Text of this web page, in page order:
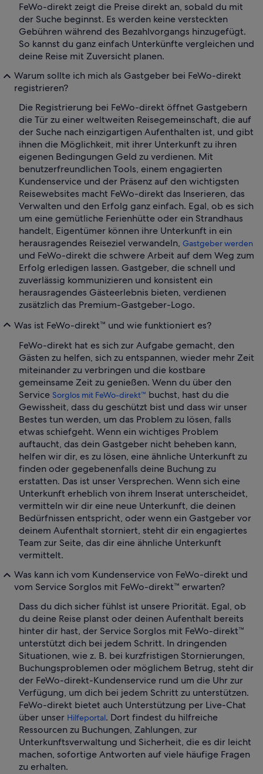
FeWo-direkt zeigt die Preise direkt an, sobald du mit
der Suche beginnst. Es werden keine versteckten
Gebühren während des Bezahlvorgangs hinzugefügt.
So kannst du ganz einfach Unterkünfte vergleichen und
deine Reise mit Zuversicht planen.
Warum sollte ich mich als Gastgeber bei FeWo-direkt
registrieren?
Die Registrierung bei FeWo-direkt öffnet Gastgebern
die Tür zu einer weltweiten Reisegemeinschaft, die auf
der Suche nach einzigartigen Aufenthalten ist, und gibt
ihnen die Möglichkeit, mit ihrer Unterkunft zu ihren
eigenen Bedingungen Geld zu verdienen. Mit
benutzerfreundlichen Tools, einem engagierten
Kundenservice und der Präsenz auf den wichtigsten
Reisewebsites macht FeWo-direkt das Inserieren, das
Verwalten und den Erfolg ganz einfach. Egal, ob es sich
um eine gemütliche Ferienhütte oder ein Strandhaus
handelt, Eigentümer können ihre Unterkunft in ein
herausragendes Reiseziel verwandeln, Gastgeber werden
und FeWo-direkt die schwere Arbeit auf dem Weg zum
Erfolg erledigen lassen. Gastgeber, die schnell und
zuverlässig kommunizieren und konsistent ein
herausragendes Gästeerlebnis bieten, verdienen
zusätzlich das Premium-Gastgeber-Logo.
Was ist FeWo-direkt™ und wie funktioniert es?
FeWo-direkt hat es sich zur Aufgabe gemacht, den
Gästen zu helfen, sich zu entspannen, wieder mehr Zeit
miteinander zu verbringen und die kostbare
gemeinsame Zeit zu genießen. Wenn du über den
Service Sorglos mit FeWo-direkt™ buchst, hast du die
Gewissheit, dass du geschützt bist und dass wir unser
Bestes tun werden, um das Problem zu lösen, falls
etwas schiefgeht. Wenn ein wichtiges Problem
auftaucht, das dein Gastgeber nicht beheben kann,
helfen wir dir, es zu lösen, eine ähnliche Unterkunft zu
finden oder gegebenenfalls deine Buchung zu
erstatten. Das ist unser Versprechen. Wenn sich eine
Unterkunft erheblich von ihrem Inserat unterscheidet,
vermitteln wir dir eine neue Unterkunft, die deinen
Bedürfnissen entspricht, oder wenn ein Gastgeber vor
deinem Aufenthalt storniert, steht dir ein engagiertes
Team zur Seite, das dir eine ähnliche Unterkunft
vermittelt.
Was kann ich vom Kundenservice von FeWo-direkt und
vom Service Sorglos mit FeWo-direkt™ erwarten?
Dass du dich sicher fühlst ist unsere Priorität. Egal, ob
du deine Reise planst oder deinen Aufenthalt bereits
hinter dir hast, der Service Sorglos mit FeWo-direkt™
unterstützt dich bei jedem Schritt. In dringenden
Situationen, wie z. B. bei kurzfristigen Stornierungen,
Buchungsproblemen oder möglichem Betrug, steht dir
der FeWo-direkt-Kundenservice rund um die Uhr zur
Verfügung, um dich bei jedem Schritt zu unterstützen.
FeWo-direkt bietet auch Unterstützung per Live-Chat
über unser Hilfeportal. Dort findest du hilfreiche
Ressourcen zu Buchungen, Zahlungen, zur
Unterkunftsverwaltung und Sicherheit, die es dir leicht
machen, sofortige Antworten auf viele häufige Fragen
zu erhalten.